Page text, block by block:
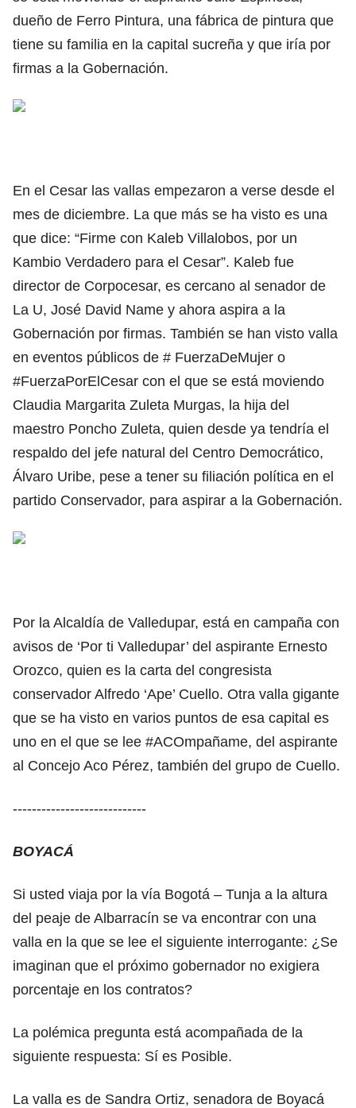
dueño de Ferro Pintura, una fábrica de pintura que
tiene su familia en la capital sucreña y que iría por
firmas a la Gobernación.
En el Cesar las vallas empezaron a verse desde el
mes de diciembre. La que más se ha visto es una
que dice: “Firme con Kaleb Villalobos, por un
Kambio Verdadero para el Cesar”. Kaleb fue
director de Corpocesar, es cercano al senador de
La U, José David Name y ahora aspira a la
Gobernación por firmas. También se han visto valla
en eventos públicos de # FuerzaDeMujer o
#FuerzaPorElCesar con el que se está moviendo
Claudia Margarita Zuleta Murgas, la hija del
maestro Poncho Zuleta, quien desde ya tendría el
respaldo del jefe natural del Centro Democrático,
Álvaro Uribe, pese a tener su filiación política en el
partido Conservador, para aspirar a la Gobernación.
Por la Alcaldía de Valledupar, está en campaña con
avisos de ‘Por ti Valledupar’ del aspirante Ernesto
Orozco, quien es la carta del congresista
conservador Alfredo ‘Ape’ Cuello. Otra valla gigante
que se ha visto en varios puntos de esa capital es
uno en el que se lee #ACOmpañame, del aspirante
al Concejo Aco Pérez, también del grupo de Cuello.
----------------------------
BOYACÁ
Si usted viaja por la vía Bogotá – Tunja a la altura
del peaje de Albarracín se va encontrar con una
valla en la que se lee el siguiente interrogante: ¿Se
imaginan que el próximo gobernador no exigiera
porcentaje en los contratos?
La polémica pregunta está acompañada de la
siguiente respuesta: Sí es Posible.
La valla es de Sandra Ortiz, senadora de Boyacá